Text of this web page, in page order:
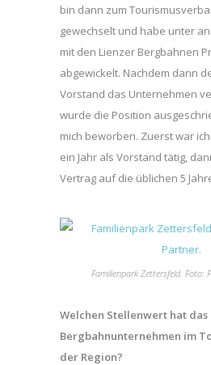
bin dann zum
gewechselt und habe unter
mit den Lienzer Bergbahnen
abgewickelt. Nachdem dann
Vorstand das Unternehmen
wurde die Position
mich beworben. Zuerst war
ein Jahr als Vorstand tätig,
Vertrag auf die üblichen 5
Familienpark Zettersfeld. Foto:
Welchen Stellenwert hat das
Bergbahnunternehmen im
der Region?